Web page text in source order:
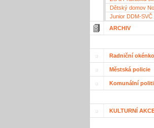
Dětský domov
Junior DDM-SVČ
ARCHIV
Radniční okénko
Městská policie
Komunální
KULTURNÍ